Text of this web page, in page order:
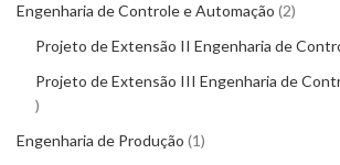
Engenharia de Controle e Automação 2
Projeto de Extensão II Engenharia de
Projeto de Extensão III Engenharia de
Engenharia de Produção 1